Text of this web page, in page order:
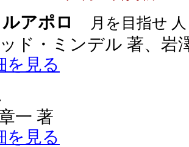
ルアポロ 月を目指せ
ド・ミンデル 著、岩
を見る
一 著
を見る